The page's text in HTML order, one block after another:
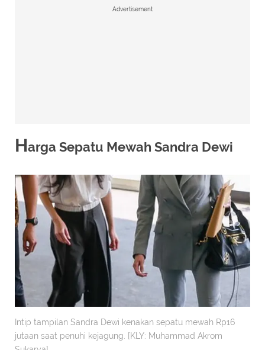
Advertisement
Harga Sepatu Mewah Sandra Dewi
Intip tampilan Sandra Dewi kenakan sepatu mewah Rp16
jutaan saat penuhi kejagung. [KLY: Muhammad Akrom